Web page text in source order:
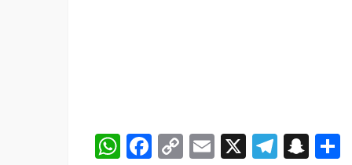
WhatsApp
Facebook
CopyEmail
X